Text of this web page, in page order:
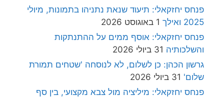
פנחס יחזקאלי: תיעוד שנאת נתניהו בתמונות, מיולי
2025 ואילך
1 באוגוסט 2026
פנחס יחזקאלי: אוסף ממים על ההתנתקות
והשלכותיה 31 ביולי 2026
גרשון הכהן: כן לשלום, לא לנוסחה 'שטחים תמורת
שלום' 31 ביולי 2026
פנחס יחזקאלי: מיליציה מול צבא מקצועי, בין סף